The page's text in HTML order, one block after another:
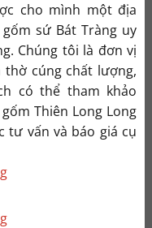
cho mình một địa
sứ Bát Tràng uy
Chúng tôi là đơn vị
thờ cúng chất lượng,
có thể tham khảo
Thiên Long Long
tư vấn và báo giá cụ